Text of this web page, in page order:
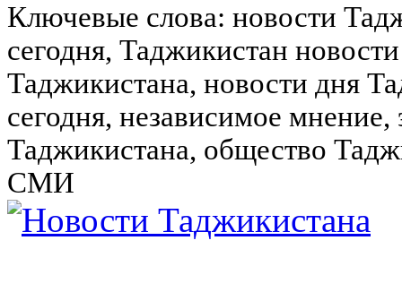
Ключевые слова: новости
сегодня, Таджикистан
Таджикистана, новости дня
сегодня, независимое
Таджикистана, общество
СМИ